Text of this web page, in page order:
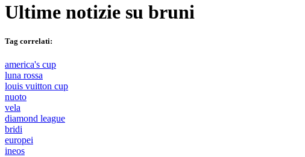
Ultime notizie su bruni
Tag correlati:
america's cup
luna rossa
louis vuitton cup
nuoto
vela
diamond league
bridi
europei
ineos